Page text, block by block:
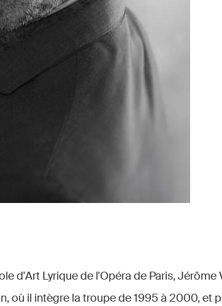
d'Art Lyrique de l'Opéra de Paris, Jérôme
où il intègre la troupe de 1995 à 2000, et